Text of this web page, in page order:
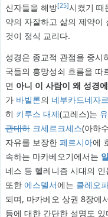
신자들을 해방[25]시켰기 때
약의 자잘하고 삶의 제약이
것이 정식 교리다.
성경은 종교적 관점을 중시
국들의 흥망성쇠 흐름을 따
면 아니 이 사람이 왜 성경
가 바빌론의 네부카드네자르
히 키루스 대제(고레스)는
관대하 크세르크세스(아하
자유를 보장한 페르시아에
속하는 마카베오기에서는
네스 등 헬레니즘 시대의
또한 에스델서에는 클레오
되며, 마카베오 상권 8장에
등에 대한 간단한 설명도